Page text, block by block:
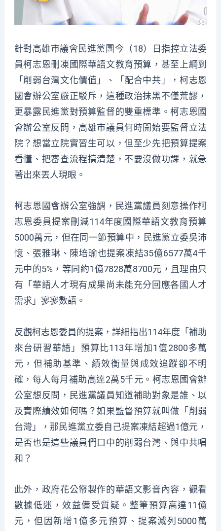
針對高雄市議會民進黨團今（18）日指控立法委
員柯志恩刪凍國際華語文教育預算，甚至上綱到
「削弱台灣文化價值」、「配合中共」，柯志恩
國會辦公室嚴正駁斥，這種政治抹黑不僅荒謬，
更暴露民進黨對預算監督的雙重標準。柯志恩國
會辦公室反問，高雄市議員何時開始要監督立法
院？想當立院實習生可以，但至少先把預算提案
看懂、把審查流程搞清楚，不要沒做功課，就急
著出來丟人現眼。
柯志恩國會辦公室強調，民進黨議員刻意操作柯
志恩委員提案刪減114年度國際華語文教育預算
5000萬元，但在同一節預算中，民進黨立委吳沛
憶、張雅琳、陳培瑜也提案凍結35億6577萬4千
元中的5%，等同約1億7828萬8700元，且理由只
有「華語人才現有成果尚未能充分回應各國人才
需求」寥寥數語。
反觀柯志恩委員的提案，詳細指出114年度「補助
來台研習華語」預算比113年增加1億2800多萬
元，但補助基準、績效衡量與成效追蹤卻不明
確，每人每月補助高達2萬5千元。柯志恩國會辦
公室想反問，民進黨議員知道補助對象是誰、以
及實際績效如何嗎？如果監督預算就叫做「削弱
台灣」，那民進黨立委自己提案凍結超過1億元，
是否也是這些議員們口中的削弱台灣、與中共唱
和？
此外，政府花公帑製作的華語文影音內容，觀看
數據低迷，效益備受質疑。整筆預算高達11億
元，但因新增1億多元預算、提案減列5000萬